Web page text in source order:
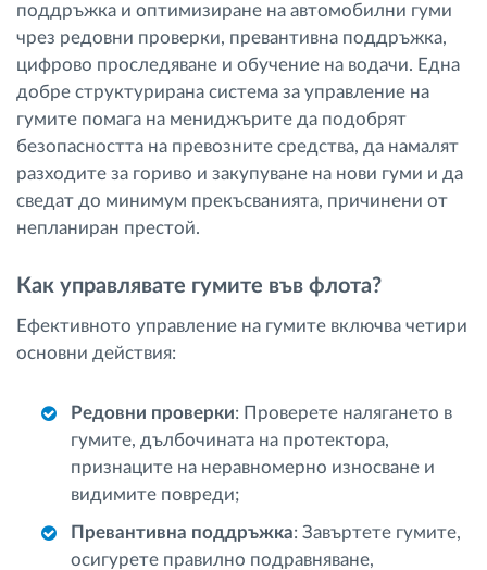
поддръжка и оптимизиране на автомобилни гуми
чрез редовни проверки, превантивна поддръжка,
цифрово проследяване и обучение на водачи. Една
добре структурирана система за управление на
гумите помага на мениджърите да подобрят
безопасността на превозните средства, да намалят
разходите за гориво и закупуване на нови гуми и да
сведат до минимум прекъсванията, причинени от
непланиран престой.
Как управлявате гумите във флота?
Ефективното управление на гумите включва четири
основни действия:
Редовни проверки: Проверете налягането в
гумите, дълбочината на протектора,
признаците на неравномерно износване и
видимите повреди;
Превантивна поддръжка: Завъртете гумите,
осигурете правилно подравняване,